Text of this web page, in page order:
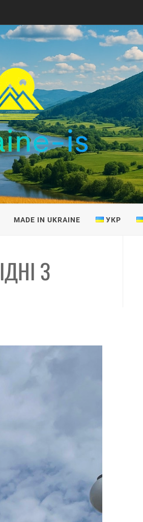
MADE IN UKRAINE УКР
З